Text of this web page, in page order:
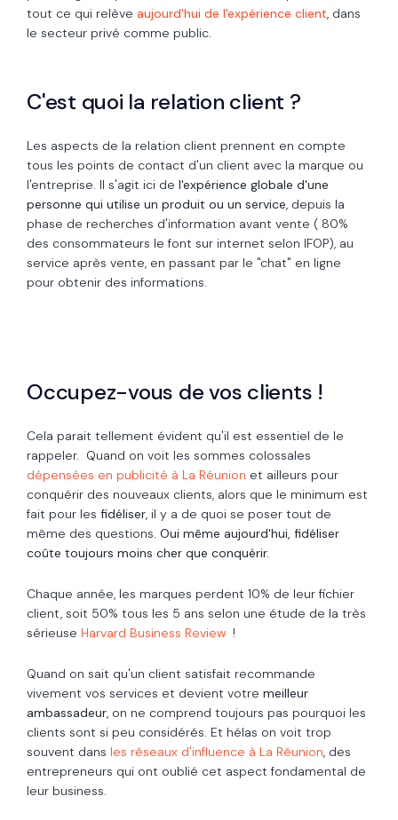
tout ce qui relève aujourd'hui de l'expérience client, dans
le secteur privé comme public.
C'est quoi la relation client ?
Les aspects de la relation client prennent en compte
tous les points de contact d'un client avec la marque ou
l'entreprise. Il s'agit ici de l'expérience globale d'une
personne qui utilise un produit ou un service, depuis la
phase de recherches d'information avant vente ( 80%
des consommateurs le font sur internet selon IFOP), au
service après vente, en passant par le "chat" en ligne
pour obtenir des informations.
Occupez-vous de vos clients !
Cela parait tellement évident qu'il est essentiel de le
rappeler. Quand on voit les sommes colossales
dépensées en publicité à La Réunion et ailleurs pour
conquérir des nouveaux clients, alors que le minimum est
fait pour les fidéliser , il y a de quoi se poser tout de
même des questions. Oui même aujourd'hui, fidéliser
coûte toujours moins cher que conquérir.
Chaque année, les marques perdent 10% de leur fichier
client, soit 50% tous les 5 ans selon une étude de la très
sérieuse Harvard Business Review !
Quand on sait qu'un client satisfait recommande
vivement vos services et devient votre meilleur
ambassadeur , on ne comprend toujours pas pourquoi les
clients sont si peu considérés. Et hélas on voit trop
souvent dans les réseaux d'influence à La Réunion , des
entrepreneurs qui ont oublié cet aspect fondamental de
leur business.